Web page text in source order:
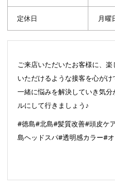
定休日 月曜
ご来店いただいたお客様に、
いただけるような接客を心がけ
一緒に悩みを解決していき気
ルにして行きましょう♪
#徳島#北島#髪質改善#頭皮ケ
島ヘッドスパ#透明感カラー#